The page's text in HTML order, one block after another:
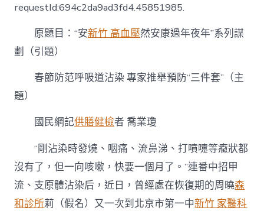
呼
吸
染
森
苗
專
家
推
舉
預
requestId:694c2da9ad3fd4.45851985.
原題目：“安新竹 高血壓然安康過年夜年”系列謀
劃（引題）
春節防范呼吸道沾染 專家推舉預防“三件套”（主
題）
國民網記供膳健檢者 喬業瓊
“剛沾染時發燒、咽痛、流鼻涕、打噴嚏等癥狀都
沒有了，但一向咳嗽，快要一個月了。”連番中招甲
流、支原體沾染后，近日，曾經處在恢復期的周曉森
和診所莉（假名）又一次到北京市第一中新竹 家醫科